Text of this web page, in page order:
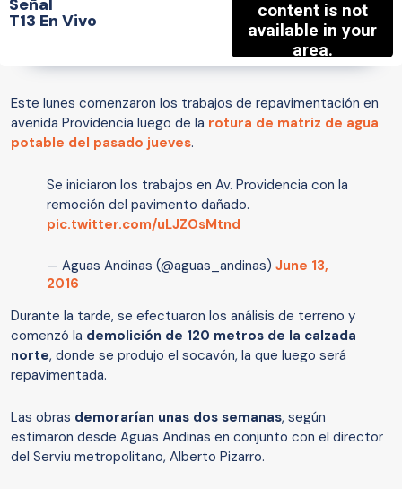
T13 En Vivo
Este lunes comenzaron los trabajos de repavimentación en
avenida Providencia luego de la rotura de matriz de agua
potable del pasado jueves.
Se iniciaron los trabajos en Av. Providencia con la
remoción del pavimento dañado.
pic.twitter.com/uLJZOsMtnd
— Aguas Andinas (@aguas_andinas) June 13,
2016
Durante la tarde, se efectuaron los análisis de terreno y
comenzó la demolición de 120 metros de la calzada
norte, donde se produjo el socavón, la que luego será
repavimentada.
Las obras demorarían unas dos semanas, según
estimaron desde Aguas Andinas en conjunto con el director
del Serviu metropolitano, Alberto Pizarro.